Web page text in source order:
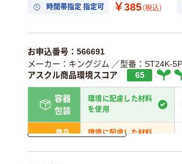
時間帯指定 指定可 ￥385（税込）
お申込番号：566691
メーカー：キングジム ／型番：ST24K-5P
アスクル商品環境スコア
65
容器
包装
環境に配慮した材料
を使用
商品
環境に配慮した材料
詳しく見る